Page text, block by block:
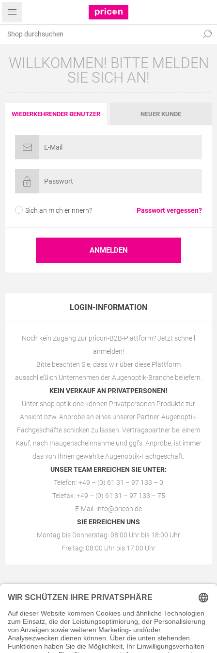
WILLKOMMEN! BITTE MELDEN
SIE SICH AN!
WIEDERKEHRENDER BENUTZER NEUER KUNDE
Sich an mich erinnern? Passwort vergessen?
LOGIN-INFORMATION
Noch kein Zugang zur pricon-B2B-Plattform? Jetzt schnell
anmelden!
Bitte beachten Sie, dass wir über diese Plattform
ausschließlich Unternehmen der Augenoptik-Branche beliefern.
KEIN VERKAUF AN PRIVATPERSONEN!
Unter shop.optik.one können Privatpersonen Produkte zur
Ansicht bzw. Anprobe an eines unserer Partner-Augenoptik-
Fachgeschäfte schicken zu lassen. Vertragspartner bei einem
Kauf, nach Inaugenscheinnahme und ggfs. Anprobe, ist immer
das von Ihnen gewählteAugenoptik-Fachgeschäft
UNSER TEAM ERREICHEN SIE UNTER:
Telefon: +49 – (0) 61 31 – 97 133 – 0
Telefax: +49 – (0) 61 31 – 97 133 – 75
E-Mail: info@pricon.de
SIE ERREICHEN UNS
Montag bis Donnerstag: 08:00 Uhr bis 18:00 Uhr
Freitag: 08:00 Uhr bis 17:00 Uhr